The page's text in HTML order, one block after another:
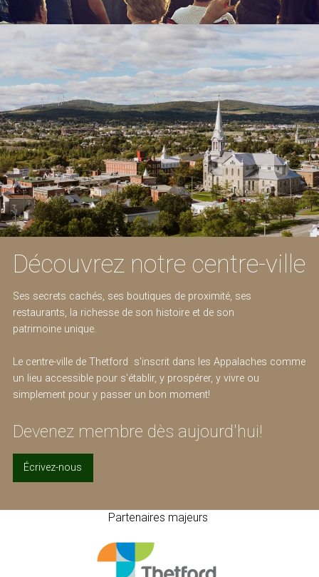
Découvrez notre centre-ville
Ses secrets cachés, ses boutiques de proximité, ses
restaurants, la richesse de son histoire et de son
patrimoine unique.
Le centre-ville de Thetford s'inscrit dans les Appalaches comme
un lieu accessible pour s'établir, y prospérer, y vivre ou
simplement pour y passer un bon moment!
Devenez membre dès aujourd'hui!
Écrivez-nous
Partenaires majeurs